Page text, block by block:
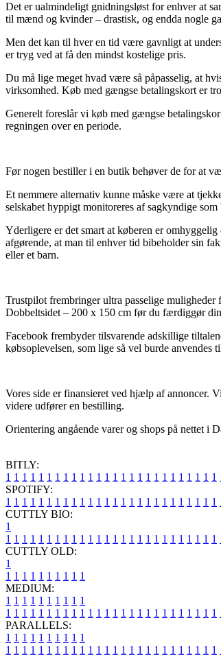
Det er ualmindeligt gnidningsløst for enhver at
til mænd og kvinder – drastisk, og endda nogle
Men det kan til hver en tid være gavnligt at
er tryg ved at få den mindst kostelige pris.
Du må lige meget hvad være så påpasselig, at
virksomhed. Køb med gængse betalingskort er
Generelt foreslår vi køb med gængse
regningen over en periode.
Før nogen bestiller i en butik behøver de for at
Et nemmere alternativ kunne måske være at
selskabet hyppigt monitoreres af sagkyndige
Yderligere er det smart at køberen er
afgørende, at man til enhver tid bibeholder sin
eller et barn.
Trustpilot frembringer ultra passelige muligheder
Dobbeltsidet – 200 x 150 cm før du færdiggør
Facebook frembyder tilsvarende adskillige
købsoplevelsen, som lige så vel burde anvendes
Vores side er finansieret ved hjælp af annoncer.
videre udfører en bestilling.
Orientering angående varer og shops på nettet i
BITLY:
1 1 1 1 1 1 1 1 1 1 1 1 1 1 1 1 1 1 1 1 1 1 1 1 1 1
SPOTIFY:
1 1 1 1 1 1 1 1 1 1 1 1 1 1 1 1 1 1 1 1 1 1 1 1 1 1
CUTTLY BIO:
1
1 1 1 1 1 1 1 1 1 1 1 1 1 1 1 1 1 1 1 1 1 1 1 1 1 1
CUTTLY OLD:
1
1 1 1 1 1 1 1 1 1 1
MEDIUM:
1 1 1 1 1 1 1 1 1 1
1 1 1 1 1 1 1 1 1 1 1 1 1 1 1 1 1 1 1 1 1 1 1 1 1 1
PARALLELS:
1 1 1 1 1 1 1 1 1 1
1 1 1 1 1 1 1 1 1 1 1 1 1 1 1 1 1 1 1 1 1 1 1 1 1 1